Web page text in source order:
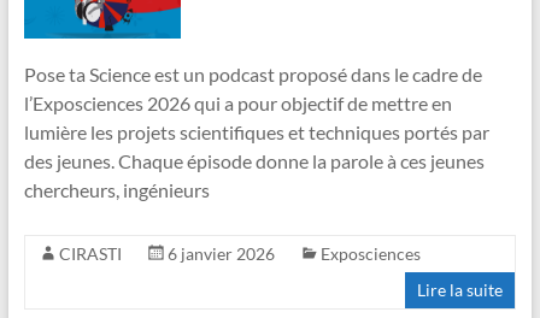
Pose ta Science est un podcast proposé dans le cadre de
l’Exposciences 2026 qui a pour objectif de mettre en
lumière les projets scientifiques et techniques portés par
des jeunes. Chaque épisode donne la parole à ces jeunes
chercheurs, ingénieurs
CIRASTI 6 janvier 2026
Exposciences
Lire la suite